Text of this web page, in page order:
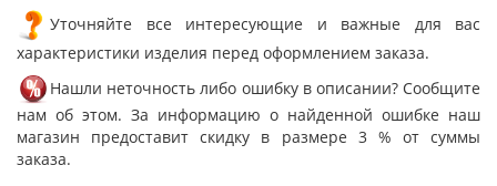
Уточняйте все интересующие и важные для вас
характеристики изделия перед оформлением заказа.
Нашли неточность либо ошибку в описании? Сообщите
нам об этом. За информацию о найденной ошибке наш
магазин предоставит скидку в размере 3 % от суммы
заказа.